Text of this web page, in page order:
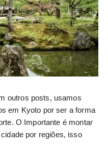
outros posts, usamos
em Kyoto por ser a forma
O Importante é montar
por regiões, isso